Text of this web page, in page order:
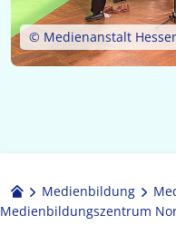
© Medienanstalt
Medienbildung
Medienbildungszentrum